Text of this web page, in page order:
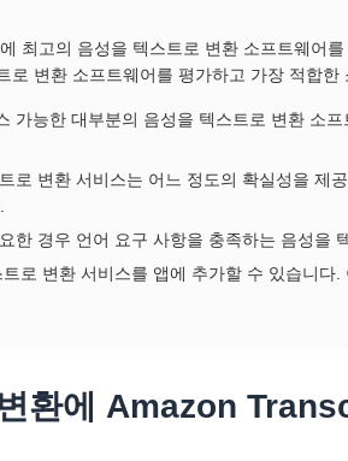
최고의 음성을 텍스트로 변환 소프트웨어
로 변환 소프트웨어를 평가하고 가장 적합한
가능한 대부분의 음성을 텍스트로 변환 소
로 변환 서비스는 어느 정도의 확실성을 제
한 경우 언어 요구 사항을 충족하는 음성을
로 변환 서비스를 앱에 추가할 수 있습니다
환에 Amazon